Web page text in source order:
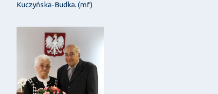
Kuczyńska-Budka. (mf)